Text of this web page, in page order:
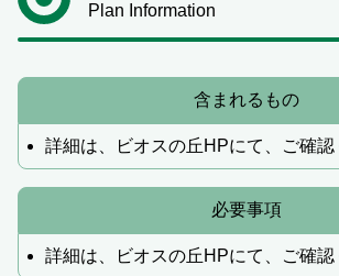
Plan Information
含まれるもの
詳細は、ビオスの丘HPにて、ご確認
必要事項
詳細は、ビオスの丘HPにて、ご確認